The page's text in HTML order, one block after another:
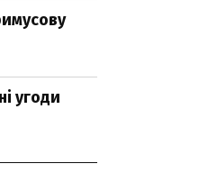
угоди